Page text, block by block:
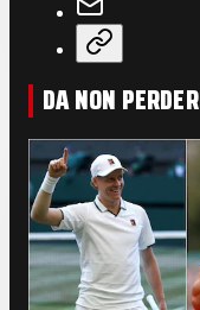
DA NON